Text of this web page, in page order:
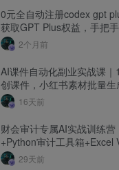
0元全自动注册codex gpt
获取GPT Plus权益，手把
2个月前
AI课件自动化副业实战课
创课件，小红书素材批量
管线复刻，半年卖3000单
16天前
财会审计专属AI实战训练营
+Python审计工具箱+Excel
（更新0710）
29天前